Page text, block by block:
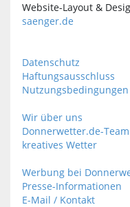
Website-Layout &
saenger.de
Datenschutz
Haftungsausschluss
Nutzungsbedingungen
Wir über uns
Donnerwetter.de-Team
kreatives Wetter
Werbung bei
Presse-Informationen
E-Mail / Kontakt